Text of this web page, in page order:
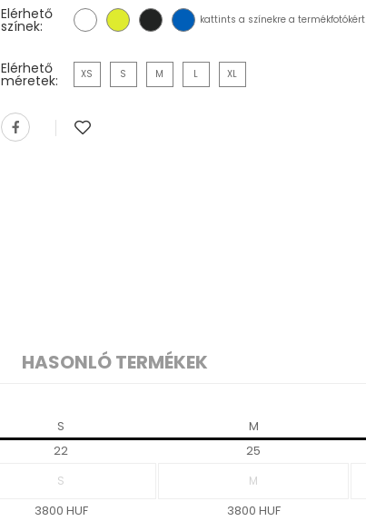
Elérhető
színek: kattints a színekre a termékfotókért
Elérhető
méretek: XS S M L XL
HASONLÓ TERMÉKEK
S M
22 25
3800 HUF 3800 HUF